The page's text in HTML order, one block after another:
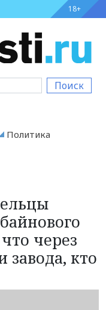
18+
Поиск
Политика
через
завода, кто